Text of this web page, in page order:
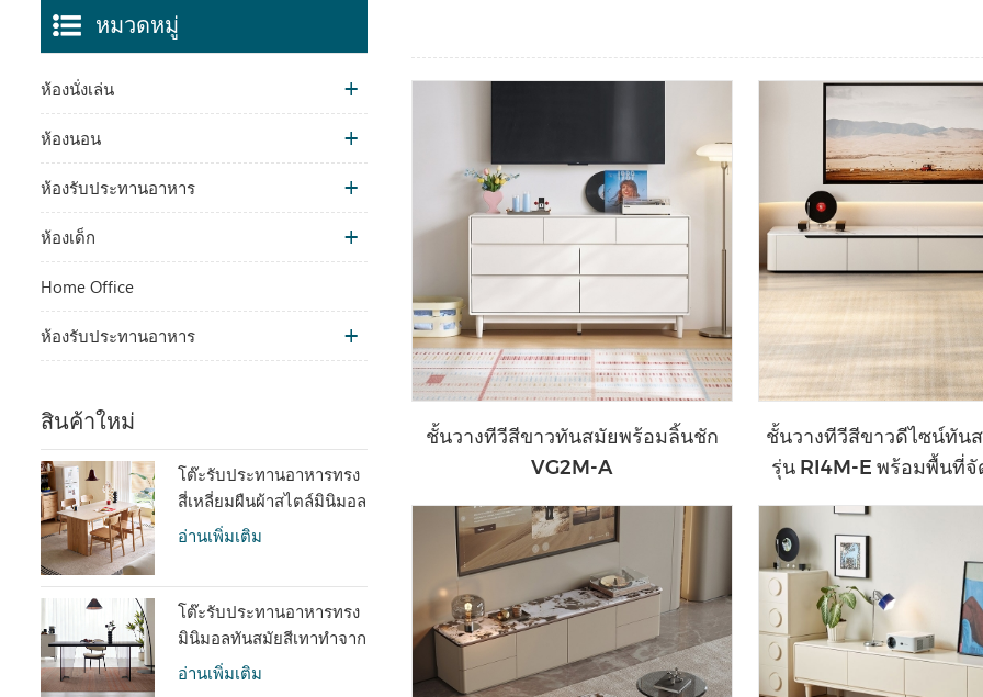
ชั้นวางทีวีสีขาวทันสมัยพร้อมลิ้นชัก
VG2M-A
ชั้นวางทีวีสีขาวดีไซน์ทัน
รุ่น RI4M-E พร้อมพื้นที่จั
หมวดหมู่
ห้องนั่งเล่น
ห้องนอน
ห้องรับประทานอาหาร
ห้องเด็ก
Home Office
ห้องรับประทานอาหาร
สินค้าใหม่
โต๊ะรับประทานอาหารทรง
สี่เหลี่ยมผืนผ้าสไตล์มินิมอล
ทำจากหินสังเคราะห์ รุ่น
อ่านเพิ่มเติม
โต๊ะรับประทานอาหารทรง
มินิมอลทันสมัยสีเทาทำจาก
หินแผ่นใหญ่ พร้อมกรอบ
อ่านเพิ่มเติม